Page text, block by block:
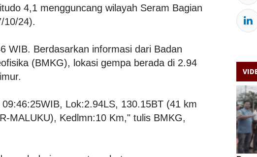
4,1 mengguncang wilayah Seram Bagian
10/24).
WIB. Berdasarkan informasi dari Badan
(BMKG), lokasi gempa berada di 2.94
Lok:2.94LS, 130.15BT (41 km
MALUKU), Kedlmn:10 Km," tulis BMKG,